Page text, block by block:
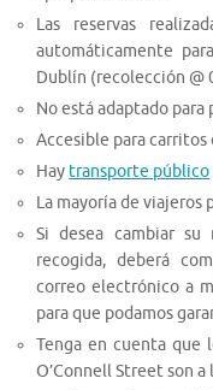
Las reservas
automáticamente
Dublín (recolección @
No está adaptado para
Accesible para carritos
Hay transporte público
La mayoría de
Si desea cambiar
recogida, deberá
correo electrónico a
para que podamos
Tenga en cuenta que
O’Connell Street son